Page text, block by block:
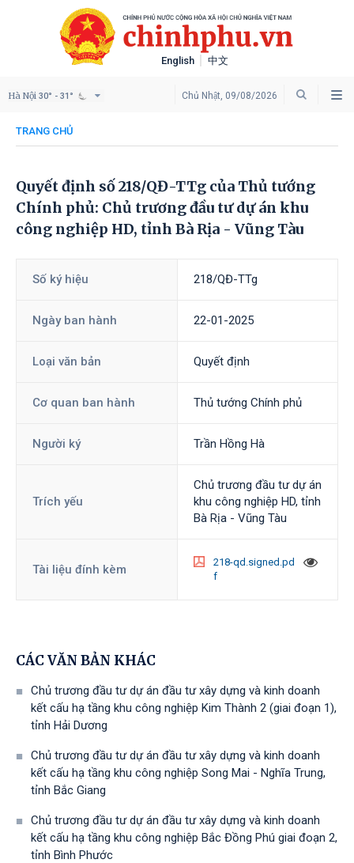
English 中文
Chủ Nhật, 09/08/2026
Hà Nội 30° - 31°
TRANG CHỦ
Quyết định số 218/QĐ-TTg của Thủ tướng
Chính phủ: Chủ trương đầu tư dự án khu
công nghiệp HD, tỉnh Bà Rịa - Vũng Tàu
Số ký hiệu 218/QĐ-TTg
Ngày ban hành 22-01-2025
Loại văn bản Quyết định
Cơ quan ban hành Thủ tướng Chính phủ
Người ký Trần Hồng Hà
Trích yếu
Chủ trương đầu tư dự án
khu công nghiệp HD, tỉnh
Bà Rịa - Vũng Tàu
Tài liệu đính kèm
218-qd.signed.pd
f
CÁC VĂN BẢN KHÁC
Chủ trương đầu tư dự án đầu tư xây dựng và kinh doanh
kết cấu hạ tầng khu công nghiệp Kim Thành 2 (giai đoạn 1),
tỉnh Hải Dương
Chủ trương đầu tư dự án đầu tư xây dựng và kinh doanh
kết cấu hạ tầng khu công nghiệp Song Mai - Nghĩa Trung,
tỉnh Bắc Giang
Chủ trương đầu tư dự án đầu tư xây dựng và kinh doanh
kết cấu hạ tầng khu công nghiệp Bắc Đồng Phú giai đoạn 2,
tỉnh Bình Phước